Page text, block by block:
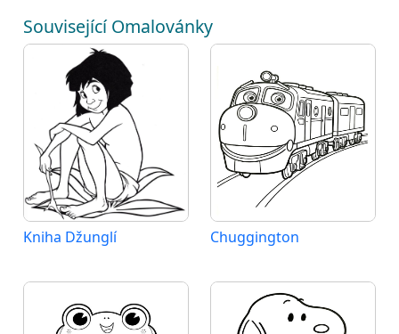
Související Omalovánky
Kniha Džunglí Chuggington